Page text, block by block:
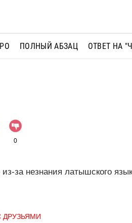
ПОЛНЫЙ АБЗАЦ ОТВЕТ НА
0
за незнания латышского
ДРУЗЬЯМИ